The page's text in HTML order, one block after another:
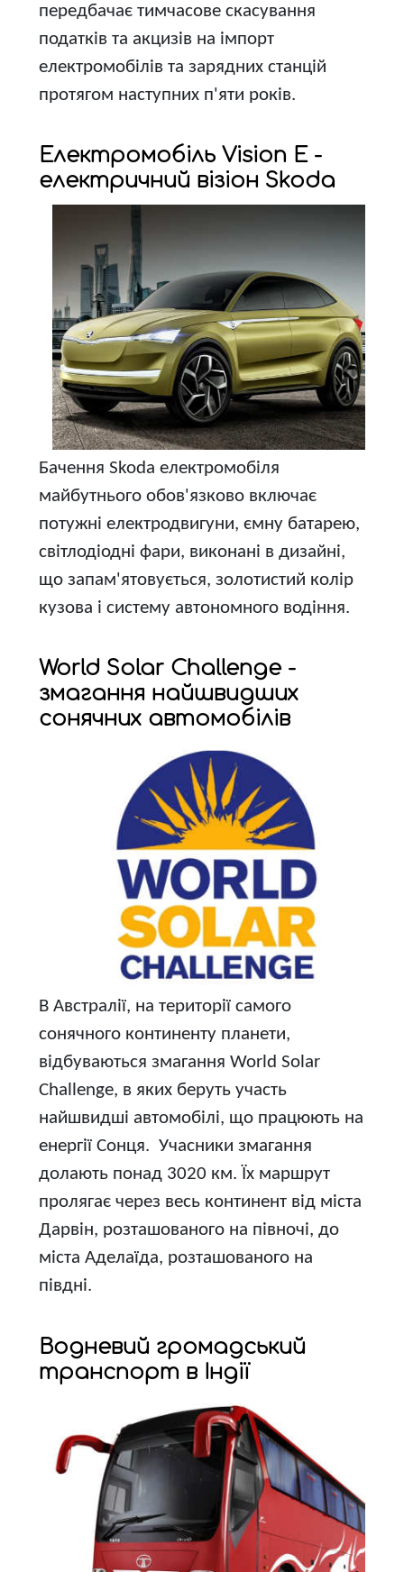
передбачає тимчасове скасування
податків та акцизів на імпорт
електромобілів та зарядних станцій
протягом наступних п'яти років.
Електромобіль Vision E -
електричний візіон Skoda
Бачення Skoda електромобіля
майбутнього обов'язково включає
потужні електродвигуни, ємну батарею,
світлодіодні фари, виконані в дизайні,
що запам'ятовується, золотистий колір
кузова і систему автономного водіння.
World Solar Challenge -
змагання найшвидших
сонячних автомобілів
В Австралії, на території самого
сонячного континенту планети,
відбуваються змагання World Solar
Challenge, в яких беруть участь
найшвидші автомобілі, що працюють на
енергії Сонця. Учасники змагання
долають понад 3020 км. Їх маршрут
пролягає через весь континент від міста
Дарвін, розташованого на півночі, до
міста Аделаїда, розташованого на
півдні.
Водневий громадський
транспорт в Індії